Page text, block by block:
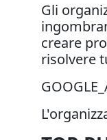
Gli
creare
risolvere